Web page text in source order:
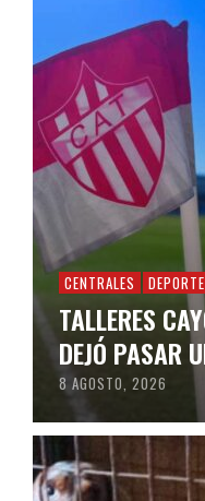
CENTRALES
TALLERES
DEJÓ PASAR
8 AGOSTO, 2026